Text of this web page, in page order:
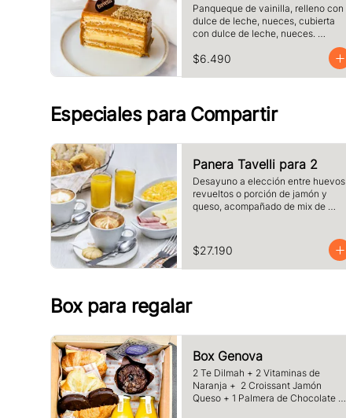
Panqueque de vainilla, relleno con
dulce de leche, nueces, cubierta
con dulce de leche, nueces.
$6.490
Especiales para Compartir
Panera Tavelli para 2
Desayuno a elección entre huevos
revueltos o porción de jamón y
queso, acompañado de mix de
jugo de naranja (125 cc ), y dos
café o té a elección
$27.190
Box para regalar
Box Genova
2 Te Dilmah + 2 Vitaminas de
Naranja +  2 Croissant Jamón
Queso + 1 Palmera de Chocolate +